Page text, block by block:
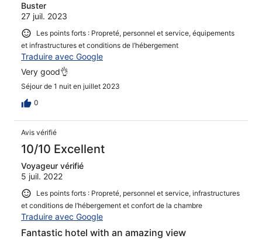
Buster
27 juil. 2023
Les points forts : Propreté, personnel et service, équipements
et infrastructures et conditions de l’hébergement
Traduire avec Google
Very good👌
Séjour de 1 nuit en juillet 2023
0
Avis vérifié
10/10 Excellent
Voyageur vérifié
5 juil. 2022
Les points forts : Propreté, personnel et service, infrastructures
et conditions de l’hébergement et confort de la chambre
Traduire avec Google
Fantastic hotel with an amazing view